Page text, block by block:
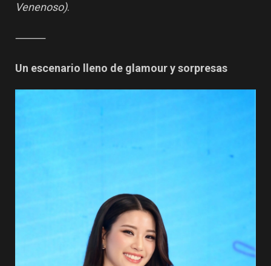
Venenoso).
⸻
Un escenario lleno de glamour y sorpresas